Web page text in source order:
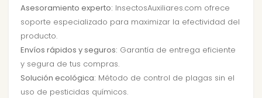
Asesoramiento experto: InsectosAuxiliares.com ofrece
soporte especializado para maximizar la efectividad del
producto.
Envíos rápidos y seguros: Garantía de entrega eficiente
y segura de tus compras.
Solución ecológica: Método de control de plagas sin el
uso de pesticidas químicos.